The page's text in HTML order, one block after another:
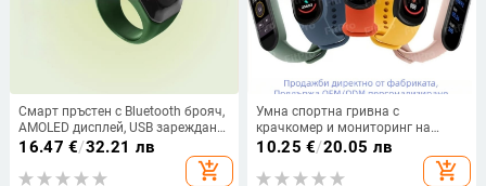
Смарт пръстен с Bluetooth брояч,
AMOLED дисплей, USB зареждане,
ABS каишка
16.47 €/32.21 лв
add_shopping_cart
Умна спортна гривна с
крачкомер и мониторинг на
сърцето, кръвното и кислород в
кръвта; силиконова каишка,
пластмасов корпус; безжично
10.25 €/20.05 лв
add_shopping_cart